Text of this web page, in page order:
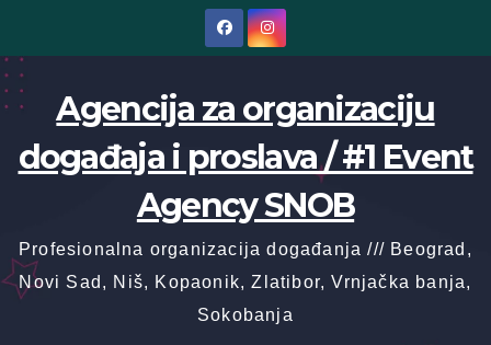
content
Agencija za organizaciju
događaja i proslava / #1 Event
Agency SNOB
Profesionalna organizacija događanja /// Beograd,
Novi Sad, Niš, Kopaonik, Zlatibor, Vrnjačka banja,
Sokobanja